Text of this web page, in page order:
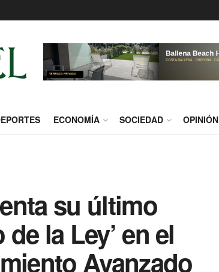
ECONOMÍA SOCIEDAD OPINIÓN
su último
la Ley’ en el
Avanzado